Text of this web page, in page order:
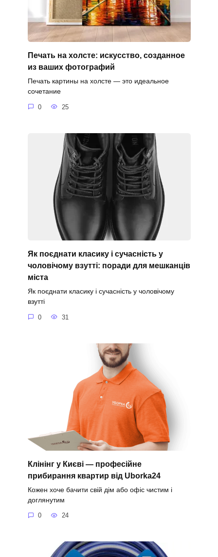
Печать на холсте: искусство, созданное
из ваших фотографий
Печать картины на холсте — это идеальное
сочетание
0 25
Як поєднати класику і сучасність у
чоловічому взутті: поради для мешканців
міста
Як поєднати класику і сучасність у чоловічому
взутті
0 31
Клінінг у Києві — професійне
прибирання квартир від Uborka24
Кожен хоче бачити свій дім або офіс чистим і
доглянутим
0 24